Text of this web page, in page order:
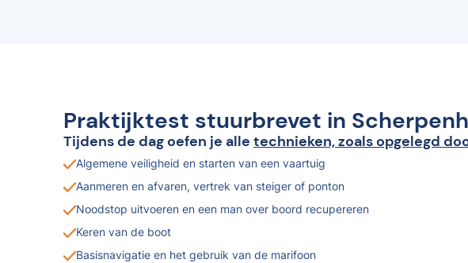
Praktijktest stuurbrevet in
Tijdens de dag oefen je alle technieken, zoals opgelegd
Algemene veiligheid en starten van een vaartuig
Aanmeren en afvaren, vertrek van steiger of ponton
Noodstop uitvoeren en een man over boord recupereren
Keren van de boot
Basisnavigatie en het gebruik van de marifoon